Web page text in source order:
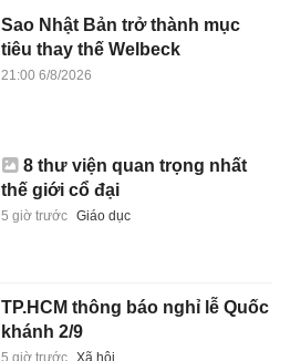
Sao Nhật Bản trở thành mục
tiêu thay thế Welbeck
21:00 6/8/2026
8 thư viện quan trọng nhất
thế giới cổ đại
5 giờ trước Giáo dục
TP.HCM thông báo nghỉ lễ Quốc
khánh 2/9